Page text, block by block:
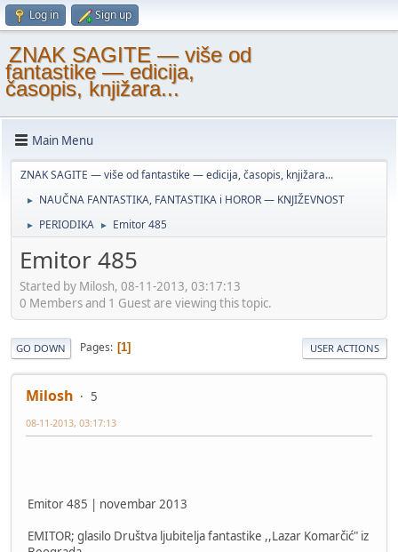
Log in Sign up
ZNAK SAGITE — više od
fantastike — edicija,
časopis, knjižara...
Main Menu
ZNAK SAGITE — više od fantastike — edicija, časopis, knjižara...
► NAUČNA FANTASTIKA, FANTASTIKA i HOROR — KNJIŽEVNOST
► PERIODIKA ► Emitor 485
Emitor 485
Started by Milosh, 08-11-2013, 03:17:13
0 Members and 1 Guest are viewing this topic.
GO DOWN Pages 1 USER ACTIONS
Milosh 5
08-11-2013, 03:17:13
Emitor 485 | novembar 2013
EMITOR; glasilo Društva ljubitelja fantastike ,,Lazar Komarčić" iz